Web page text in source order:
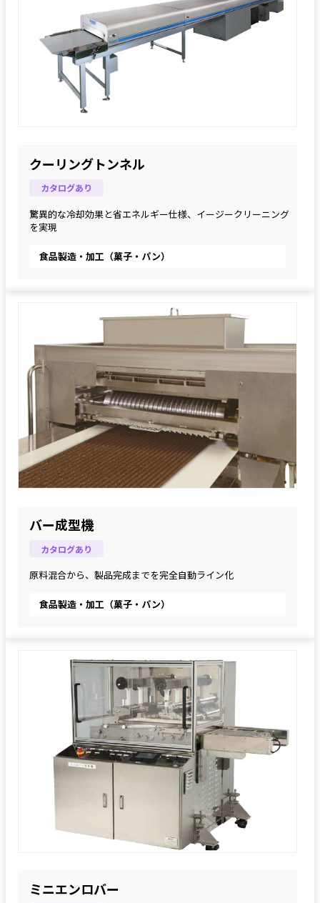
クーリングトンネル
カタログあり
驚異的な冷却効果と省エネルギー仕様、イージークリーニング
を実現
食品製造・加工（菓子・パン）
バー成型機
カタログあり
原料混合から、製品完成までを完全自動ライン化
食品製造・加工（菓子・パン）
ミニエンロバー